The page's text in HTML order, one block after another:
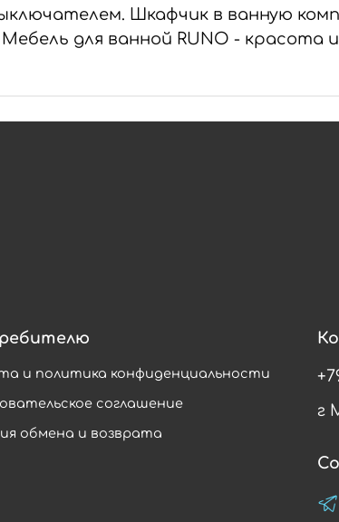
Шкафчик в ванную
для ванной RUNO - красота
и политика конфиденциальности
соглашение
обмена и возврата
г